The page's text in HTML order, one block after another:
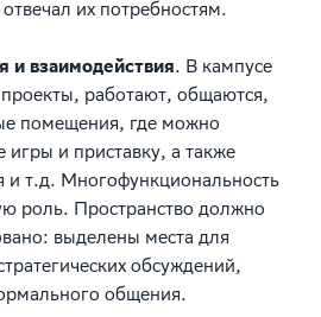
их потребностям.
и взаимодействия. В кампусе
работают, общаются,
помещения, где можно
игры и приставку, а также
и т.д. Многофункциональность
роль. Пространство должно
выделены места для
обсуждений,
общения.